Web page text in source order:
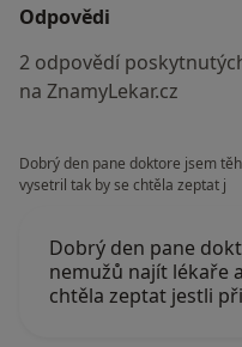
Odpovědi
2 odpovědí
na ZnamyLekar.cz
Dobrý den pane doktore jsem
vysetril tak by se chtěla zeptat j
Dobrý den pane
nemužů najít lékaře
chtěla zeptat jestli